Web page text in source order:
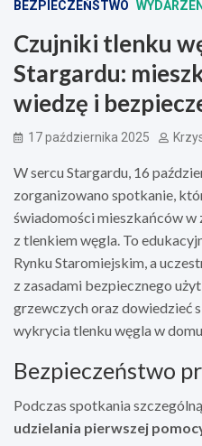
BEZPIECZEŃSTWO
Czujniki tlenku
Stargardu:
wiedzę i
17 października 2025
W sercu Stargardu, 16
zorganizowano spotkanie,
świadomości mieszkańców w
z tlenkiem węgla. To
Rynku Staromiejskim, a
z zasadami bezpiecznego
grzewczych oraz dowiedzieć
wykrycia tlenku węgla w domu.
Bezpieczeństwo
Podczas spotkania
udzielania pierwszej